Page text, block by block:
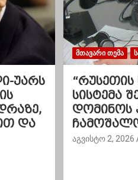
უარს
და
ᲛᲗᲐᲕᲐᲠᲘ ᲗᲔᲛᲐ
“რუსეთის
სისტემა
დომინოს
აგვისტო 2, 2026